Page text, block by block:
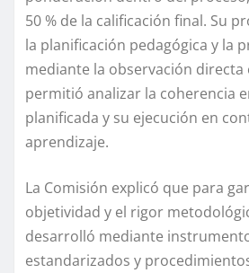
50 % de la calificación final. Su
la planificación pedagógica y la
mediante la observación directa
permitió analizar la coherencia
planificada y su ejecución en
aprendizaje.
La Comisión explicó que para
objetividad y el rigor
desarrolló mediante
estandarizados y